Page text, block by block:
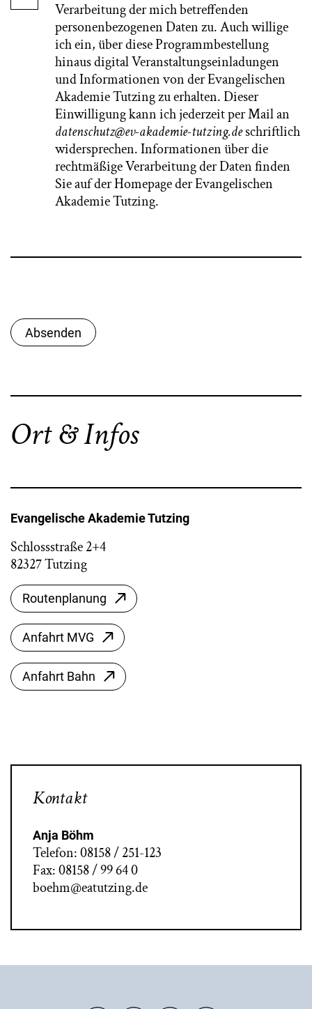
Verarbeitung der mich betreffenden
personenbezogenen Daten zu. Auch willige
ich ein, über diese Programmbestellung
hinaus digital Veranstaltungseinladungen
und Informationen von der Evangelischen
Akademie Tutzing zu erhalten. Dieser
Einwilligung kann ich jederzeit per Mail an
datenschutz@ev-akademie-tutzing.deschriftlich
widersprechen. Informationen über die
rechtmäßige Verarbeitung der Daten finden
Sie auf der Homepage der Evangelischen
Akademie Tutzing.
Absenden
Ort & Infos
Evangelische Akademie Tutzing
Schlossstraße 2+4
82327 Tutzing
Routenplanung
Anfahrt MVG
Anfahrt Bahn
Kontakt
Anja Böhm
Telefon: 08158 / 251-123
Fax: 08158 / 99 64 0
boehm@eatutzing.de